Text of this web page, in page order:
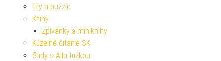
Hry a puzzle
Knihy
Zpívánky a miniknihy
Kúzelné čítanie SK
Sady s Albi tužkou